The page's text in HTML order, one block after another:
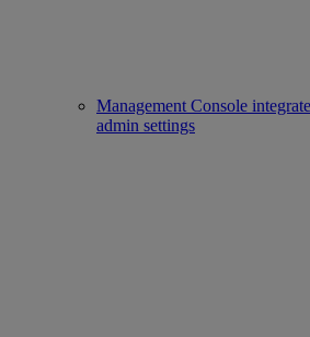
Management Console
admin settings